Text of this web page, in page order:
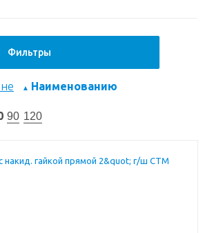
Фильтры
▲ Наименованию
90 120